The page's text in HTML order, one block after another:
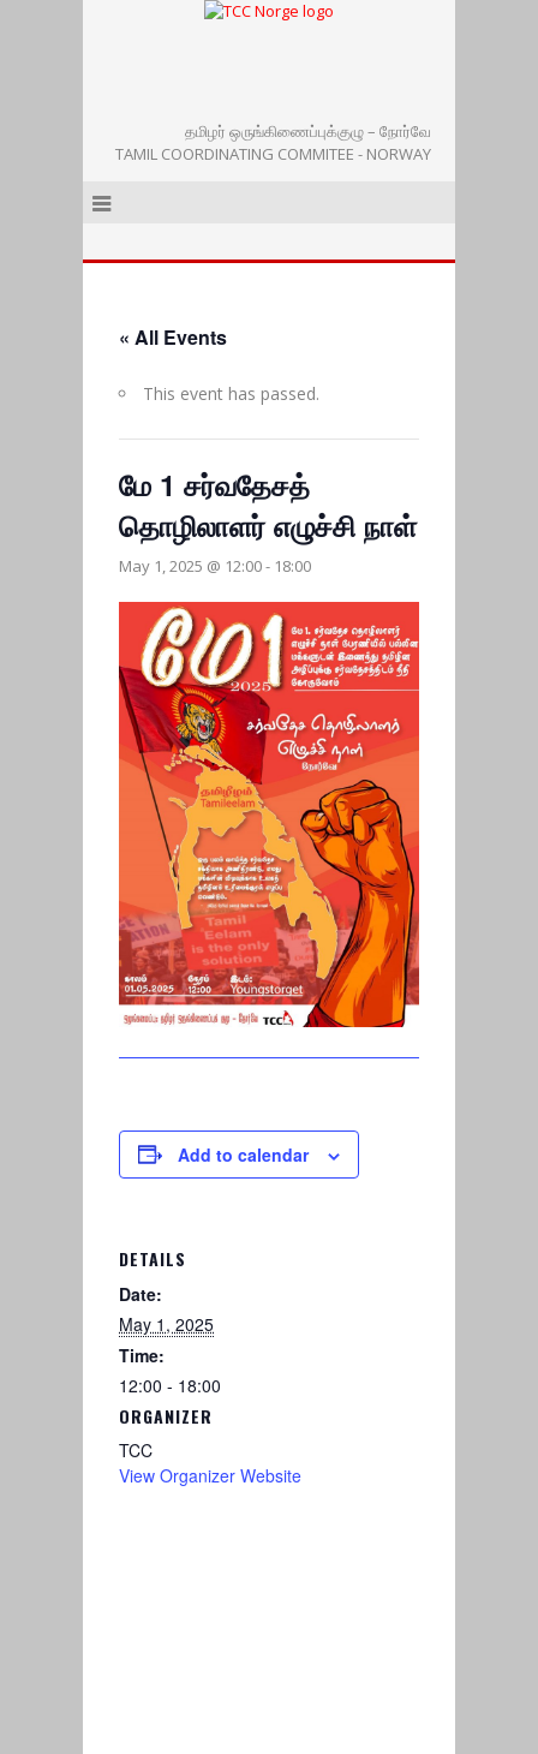
தமிழர் ஒருங்கிணைப்புக்குழு – நோர்வே
TAMIL COORDINATING COMMITEE - NORWAY
« All Events
This event has passed.
மே 1 சர்வதேசத்
தொழிலாளர் எழுச்சி நாள்
May 1, 2025 @ 12:00- 18:00
Add to calendar
DETAILS
Date:
May 1, 2025
Time:
12:00 - 18:00
ORGANIZER
TCC
View Organizer Website